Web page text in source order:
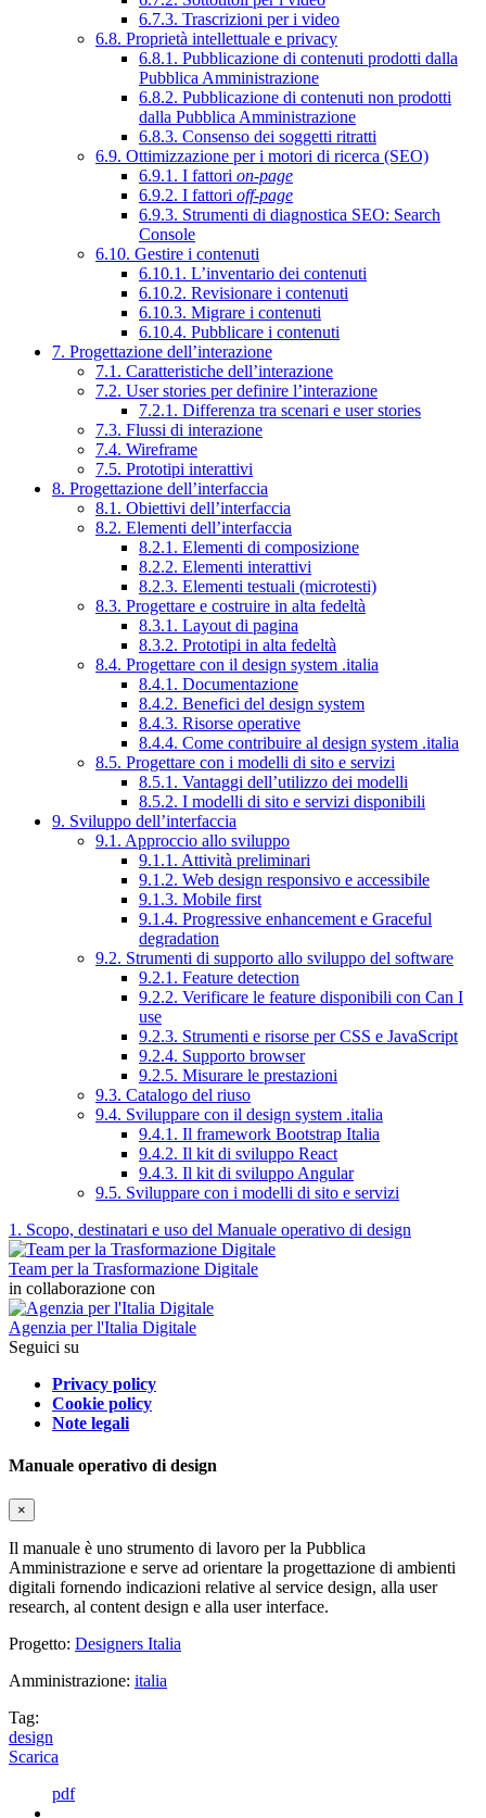
6.7.3. Trascrizioni per i video
6.8. Proprietà intellettuale e privacy
6.8.1. Pubblicazione di contenuti prodotti dalla
Pubblica Amministrazione
6.8.2. Pubblicazione di contenuti non prodotti
dalla Pubblica Amministrazione
6.8.3. Consenso dei soggetti ritratti
6.9. Ottimizzazione per i motori di ricerca (SEO)
6.9.1. I fattori on-page
6.9.2. I fattori off-page
6.9.3. Strumenti di diagnostica SEO: Search
Console
6.10. Gestire i contenuti
6.10.1. L’inventario dei contenuti
6.10.2. Revisionare i contenuti
6.10.3. Migrare i contenuti
6.10.4. Pubblicare i contenuti
7. Progettazione dell’interazione
7.1. Caratteristiche dell’interazione
7.2. User stories per definire l’interazione
7.2.1. Differenza tra scenari e user stories
7.3. Flussi di interazione
7.4. Wireframe
7.5. Prototipi interattivi
8. Progettazione dell’interfaccia
8.1. Obiettivi dell’interfaccia
8.2. Elementi dell’interfaccia
8.2.1. Elementi di composizione
8.2.2. Elementi interattivi
8.2.3. Elementi testuali (microtesti)
8.3. Progettare e costruire in alta fedeltà
8.3.1. Layout di pagina
8.3.2. Prototipi in alta fedeltà
8.4. Progettare con il design system .italia
8.4.1. Documentazione
8.4.2. Benefici del design system
8.4.3. Risorse operative
8.4.4. Come contribuire al design system .italia
8.5. Progettare con i modelli di sito e servizi
8.5.1. Vantaggi dell’utilizzo dei modelli
8.5.2. I modelli di sito e servizi disponibili
9. Sviluppo dell’interfaccia
9.1. Approccio allo sviluppo
9.1.1. Attività preliminari
9.1.2. Web design responsivo e accessibile
9.1.3. Mobile first
9.1.4. Progressive enhancement e Graceful
degradation
9.2. Strumenti di supporto allo sviluppo del software
9.2.1. Feature detection
9.2.2. Verificare le feature disponibili con Can I
use
9.2.3. Strumenti e risorse per CSS e JavaScript
9.2.4. Supporto browser
9.2.5. Misurare le prestazioni
9.3. Catalogo del riuso
9.4. Sviluppare con il design system .italia
9.4.1. Il framework Bootstrap Italia
9.4.2. Il kit di sviluppo React
9.4.3. Il kit di sviluppo Angular
9.5. Sviluppare con i modelli di sito e servizi
1. Scopo, destinatari e uso del Manuale operativo di design
Team per la Trasformazione Digitale
in collaborazione con
Agenzia per l'Italia Digitale
Seguici su
Privacy policy
Cookie policy
Note legali
Manuale operativo di design
×
Il manuale è uno strumento di lavoro per la Pubblica
Amministrazione e serve ad orientare la progettazione di ambienti
digitali fornendo indicazioni relative al service design, alla user
research, al content design e alla user interface.
Progetto: Designers Italia
Amministrazione: italia
Tag:
design
Scarica
pdf